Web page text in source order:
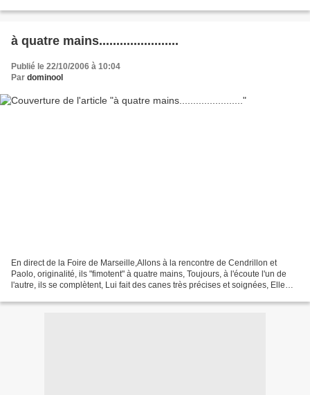
à quatre mains.......................
Publié le 22/10/2006 à 10:04
Par dominool
En direct de la Foire de Marseille,Allons à la rencontre de Cendrillon et
Paolo, originalité, ils "fimotent" à quatre mains, Toujours, à l'écoute l'un de
l'autre, ils se complètent, Lui fait des canes très précises et soignées, Elle